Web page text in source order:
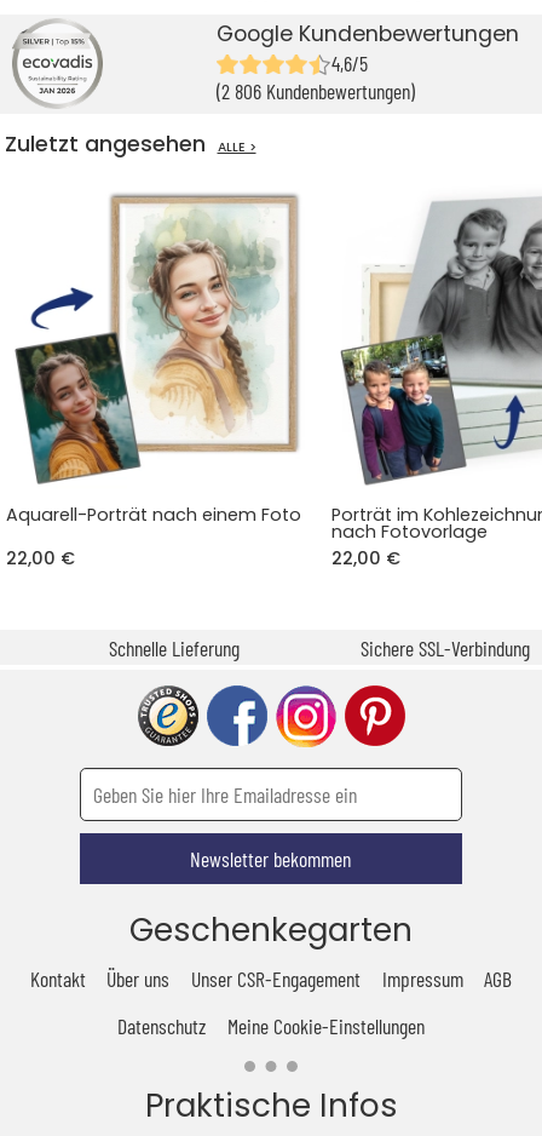
Google Kundenbewertungen
4,6/5
(2 806 Kundenbewertungen)
Zuletzt angesehen ALLE >
Aquarell-Porträt nach einem Foto
22,00 €
Porträt im
nach Fotovorlage
22,00 €
Schnelle Lieferung Sichere SSL-Verbindung
Newsletter bekommen
Geschenkegarten
Kontakt Über uns Unser CSR-Engagement Impressum
AGB
Datenschutz
Meine Cookie-Einstellungen
Praktische Infos